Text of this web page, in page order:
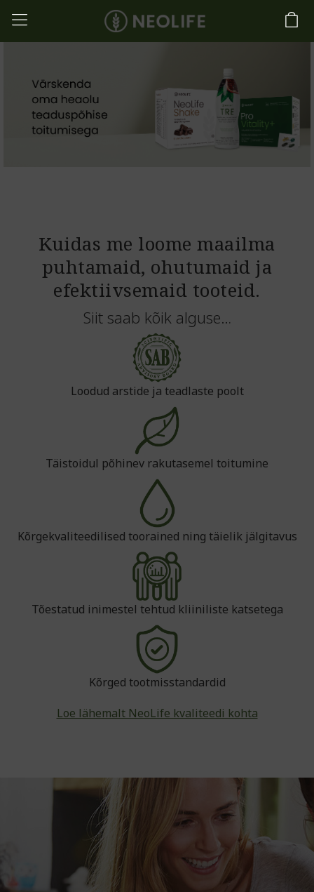
Kuidas me loome maailma
puhtamaid, ohutumaid ja
efektiivsemaid tooteid.
Siit saab kõik alguse…
Loodud arstide ja teadlaste poolt
Täistoidul põhinev rakutasemel toitumine
Kõrgekvaliteedilised toorained ning täielik jälgitavus
Tõestatud inimestel tehtud kliiniliste katsetega
Kõrged tootmisstandardid
Loe lähemalt NeoLife kvaliteedi kohta